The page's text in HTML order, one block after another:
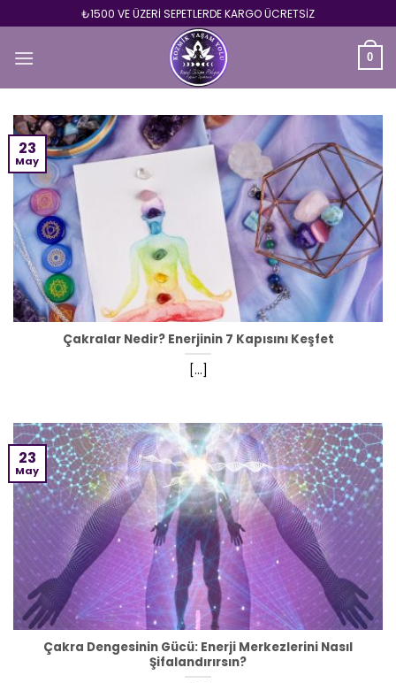
to
content
₺1500 VE ÜZERİ SEPETLERDE KARGO ÜCRETSİZ
0
Çakralar Nedir? Enerjinin 7 Kapısını Keşfet
[...]
23
May
Çakra Dengesinin Gücü: Enerji Merkezlerini Nasıl
Şifalandırırsın?
23
May